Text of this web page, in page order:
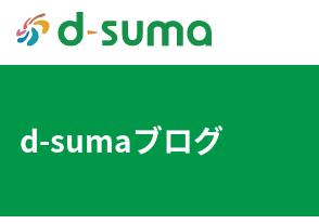
d-sumaブログ